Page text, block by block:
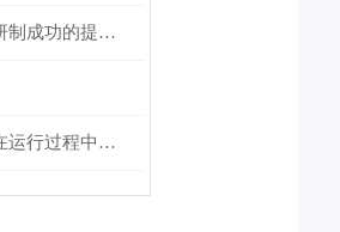
关于公司电子水泵研制成功的提示性公告
如何解决耐腐蚀泵在运行过程中可能出现的问题？